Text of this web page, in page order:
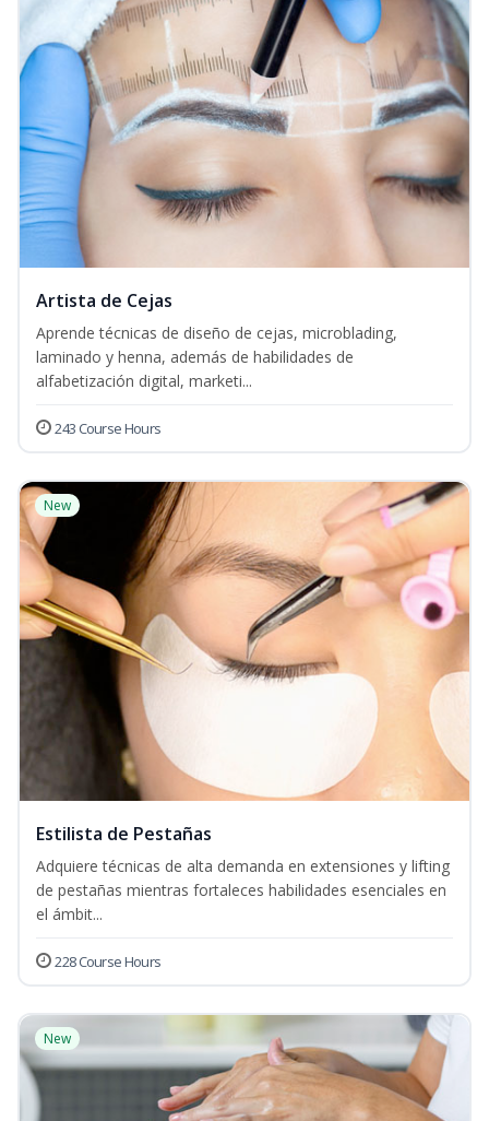
Artista de Cejas
Aprende técnicas de diseño de cejas, microblading,
laminado y henna, además de habilidades de
alfabetización digital, marketi...
243 Course Hours
New
Estilista de Pestañas
Adquiere técnicas de alta demanda en extensiones y lifting
de pestañas mientras fortaleces habilidades esenciales en
el ámbit...
228 Course Hours
New